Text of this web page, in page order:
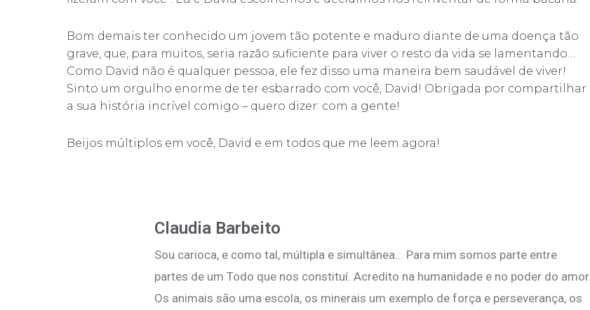
Bom demais ter conhecido um jovem tão potente e maduro diante de uma doença tão
grave, que, para muitos, seria razão suficiente para viver o resto da vida se lamentando…
Como David não é qualquer pessoa, ele fez disso uma maneira bem saudável de viver!
Sinto um orgulho enorme de ter esbarrado com você, David! Obrigada por compartilhar
a sua história incrível comigo – quero dizer: com a gente!
Beijos múltiplos em você, David e em todos que me leem agora!
Claudia Barbeito
Sou carioca, e como tal, múltipla e simultânea... Para mim somos parte entre
partes de um Todo que nos constituí. Acredito na humanidade e no poder do amor.
Os animais são uma escola, os minerais um exemplo de força e perseverança, os